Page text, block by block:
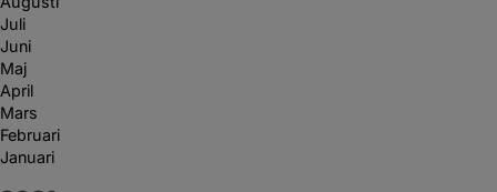
Juli
Juni
Maj
April
Mars
Februari
Januari